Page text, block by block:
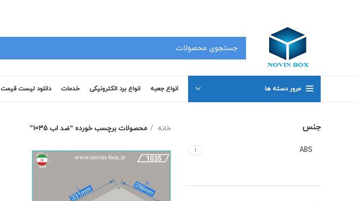
مرور دسته ها انواع جعبه انواع برد الکترونیکی خدمات دانلود لیست قیمت
جنس
ABS
1
خانه محصولات برچسب خورده “ضد اب 1035”